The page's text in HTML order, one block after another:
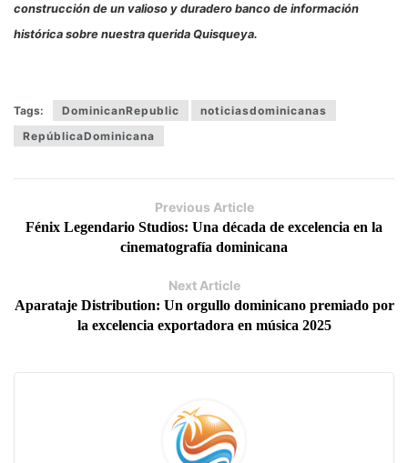
construcción de un valioso y duradero banco de información
histórica sobre nuestra querida Quisqueya.
Tags: DominicanRepublic
noticiasdominicanas
RepúblicaDominicana
Previous Article
Fénix Legendario Studios: Una década de excelencia en la
cinematografía dominicana
Next Article
Aparataje Distribution: Un orgullo dominicano premiado por
la excelencia exportadora en música 2025